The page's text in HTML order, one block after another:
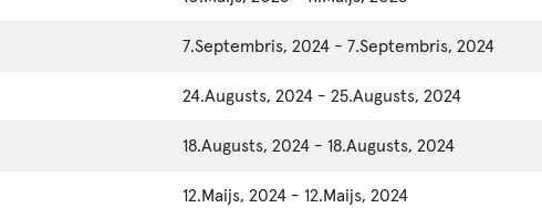
7.Septembris, 2024 - 7.Septembris, 2024
24.Augusts, 2024 - 25.Augusts, 2024
18.Augusts, 2024 - 18.Augusts, 2024
12.Maijs, 2024 - 12.Maijs, 2024